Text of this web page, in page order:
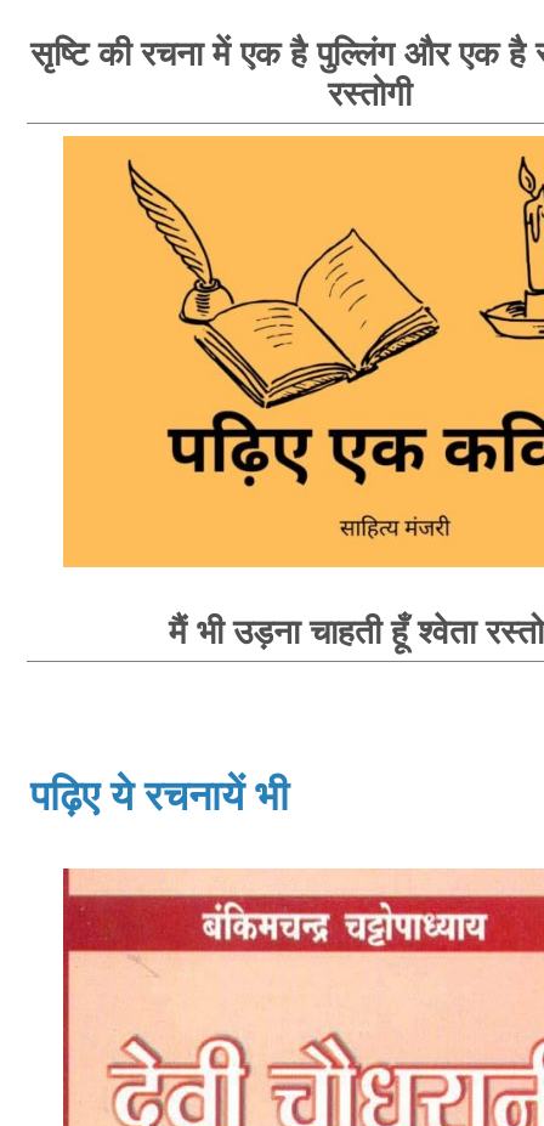
सृष्टि की रचना में एक है पुल्लिंग और एक है
रस्तोगी
मैं भी उड़ना चाहती हूँ श्वेता
पढ़िए ये रचनायें भी